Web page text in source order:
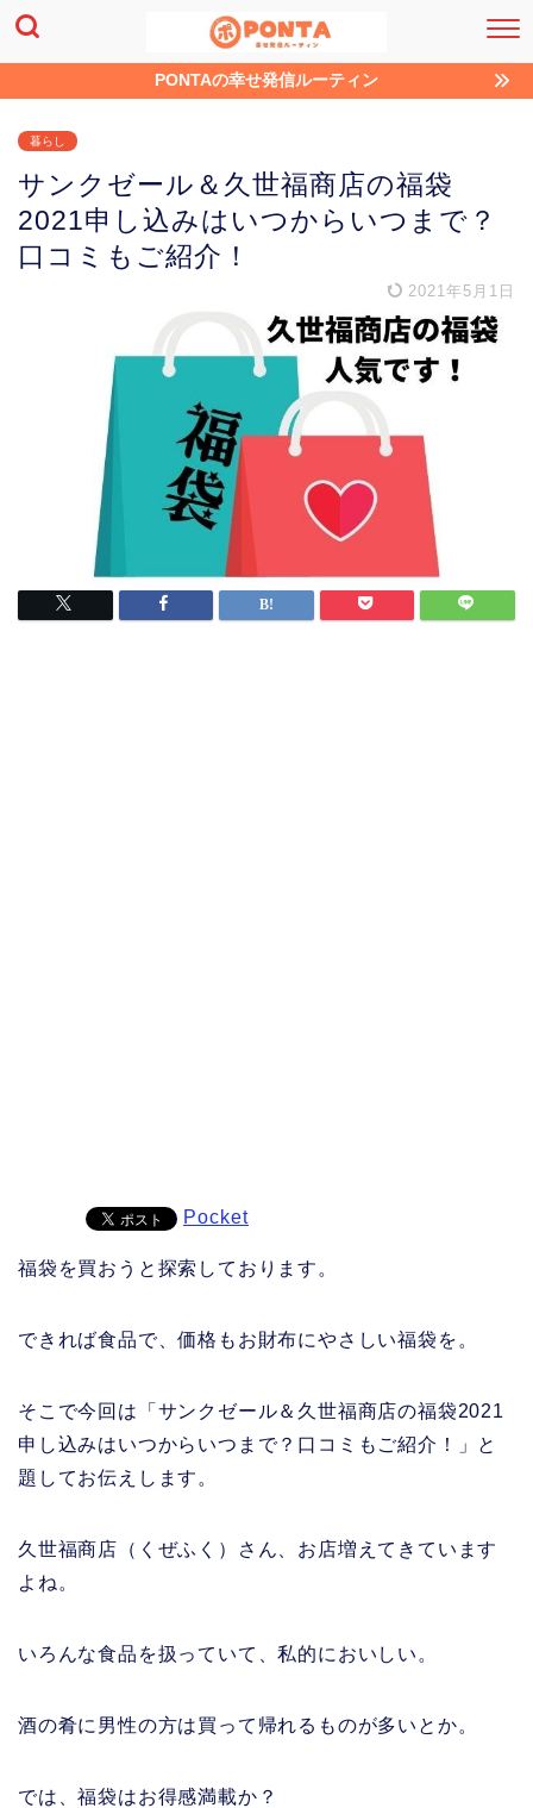
PONTAの幸せ発信ルーティン
暮らし
サンクゼール＆久世福商店の福袋
2021申し込みはいつからいつまで？
口コミもご紹介！
2021年5月1日
Pocket
福袋を買おうと探索しております。
できれば食品で、価格もお財布にやさしい福袋を。
そこで今回は「サンクゼール＆久世福商店の福袋2021
申し込みはいつからいつまで？口コミもご紹介！」と
題してお伝えします。
久世福商店（くぜふく）さん、お店増えてきています
よね。
いろんな食品を扱っていて、私的においしい。
酒の肴に男性の方は買って帰れるものが多いとか。
では、福袋はお得感満載か？